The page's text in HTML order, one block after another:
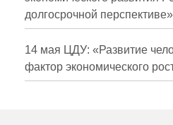
Издания
Проблемы
О журнале
долгосрочной перспективе»
14 мая ЦДУ: «Развитие
фактор экономического